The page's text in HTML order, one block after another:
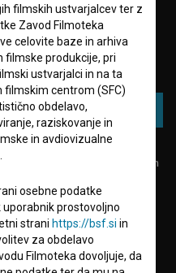
PRIJAVA
za zbiranje, hrambo in
filmskih ustvarjalcev ter z
Zavod Filmoteka
celovite baze in arhiva
filmske produkcije, pri
ustvarjalci in na ta
filmskim centrom (SFC)
obdelavo,
raziskovanje in
in avdiovizualne
osebne podatke
uporabnik prostovoljno
strani https://bsf.si in
za obdelavo
Filmoteka dovoljuje, da